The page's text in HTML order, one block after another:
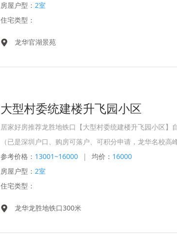
房屋户型： 2室
住宅类型：
龙华官湖景苑
大型村委统建楼升飞园小区
居家好房推荐龙胜地铁口【大型村委统建楼升飞园小区】
（已是深圳户口、购房可落户、可积分申请，龙华名校高
参考价格： 13001~16000 | 均价： 16000
房屋户型： 2室
住宅类型：
龙华龙胜地铁口300米